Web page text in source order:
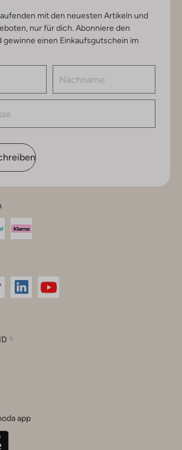
mit den neuesten Artikeln und
nur für dich. Abonniere den
einen Einkaufsgutschein im
(Français)
app